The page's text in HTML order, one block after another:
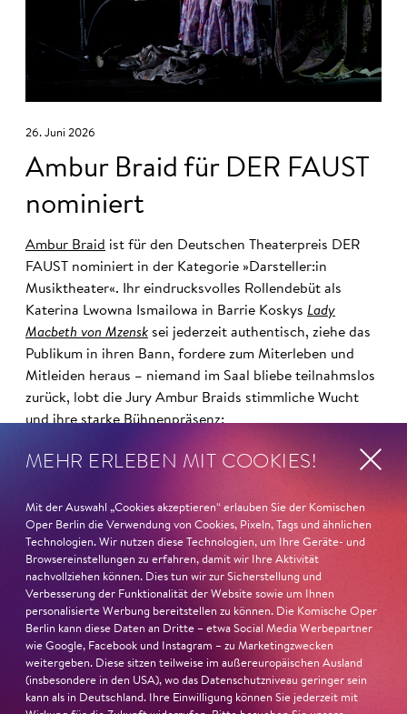
26. Juni 2026
Ambur Braid für DER FAUST
nominiert
Ambur Braid ist für den Deutschen Theaterpreis DER
FAUST nominiert in der Kategorie »Darsteller:in
Musiktheater«. Ihr eindrucksvolles Rollendebüt als
Katerina Lwowna Ismailowa in Barrie Koskys Lady
Macbeth von Mzensk sei jederzeit authentisch, ziehe das
Publikum in ihren Bann, fordere zum Miterleben und
Mitleiden heraus – niemand im Saal bliebe teilnahmslos
zurück, lobt die Jury Ambur Braids stimmliche Wucht
und ihre starke Bühnenpräsenz:
»In dem überwältigenden Farbenreichtum ihres Spiels
wie die verzweifelte Einsamkeit ihrer Figur.«Jury-
Begründung
MEHR ERLEBEN MIT COOKIES!
Mit der Auswahl „Cookies akzeptieren“ erlauben Sie der Komischen
Oper Berlin die Verwendung von Cookies, Pixeln, Tags und ähnlichen
Technologien. Wir nutzen diese Technologien, um Ihre Geräte- und
Browsereinstellungen zu erfahren, damit wir Ihre Aktivität
nachvollziehen können. Dies tun wir zur Sicherstellung und
Verbesserung der Funktionalität der Website sowie um Ihnen
personalisierte Werbung bereitstellen zu können. Die Komische Oper
Berlin kann diese Daten an Dritte – etwa Social Media Werbepartner
wie Google, Facebook und Instagram – zu Marketingzwecken
weitergeben. Diese sitzen teilweise im außereuropäischen Ausland
(insbesondere in den USA), wo das Datenschutzniveau geringer sein
kann als in Deutschland. Ihre Einwilligung können Sie jederzeit mit